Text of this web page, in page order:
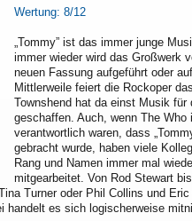
Wertung: 8/12
„Tommy” ist das immer junge
immer wieder wird das Großwerk
neuen Fassung aufgeführt oder
Mittlerweile feiert die Rockoper
Townshend hat da einst Musik für
geschaffen. Auch, wenn The Who
verantwortlich waren, dass
gebracht wurde, haben viele
Rang und Namen immer mal
mitgearbeitet. Von Rod Stewart
Turner oder Phil Collins und
handelt es sich logischerweise